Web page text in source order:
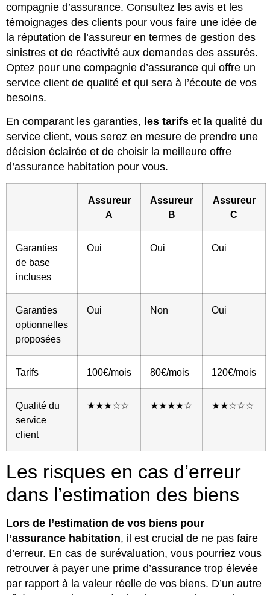
compagnie d’assurance. Consultez les avis et les
témoignages des clients pour vous faire une idée de
la réputation de l’assureur en termes de gestion des
sinistres et de réactivité aux demandes des assurés.
Optez pour une compagnie d’assurance qui offre un
service client de qualité et qui sera à l’écoute de vos
besoins.
En comparant les garanties, les tarifs et la qualité du
service client, vous serez en mesure de prendre une
décision éclairée et de choisir la meilleure offre
d’assurance habitation pour vous.
Assureur
A
Assureur
B
Assureur
C
Garanties
de base
incluses
Oui Oui Oui
Garanties
optionnelles
proposées
Oui Non Oui
Tarifs 100€/mois 80€/mois 120€/mois
Qualité du
service
client
★★★☆☆ ★★★★☆ ★★☆☆☆
Les risques en cas d’erreur
dans l’estimation des biens
Lors de l’estimation de vos biens pour
l’assurance habitation, il est crucial de ne pas faire
d’erreur. En cas de surévaluation, vous pourriez vous
retrouver à payer une prime d’assurance trop élevée
par rapport à la valeur réelle de vos biens. D’un autre